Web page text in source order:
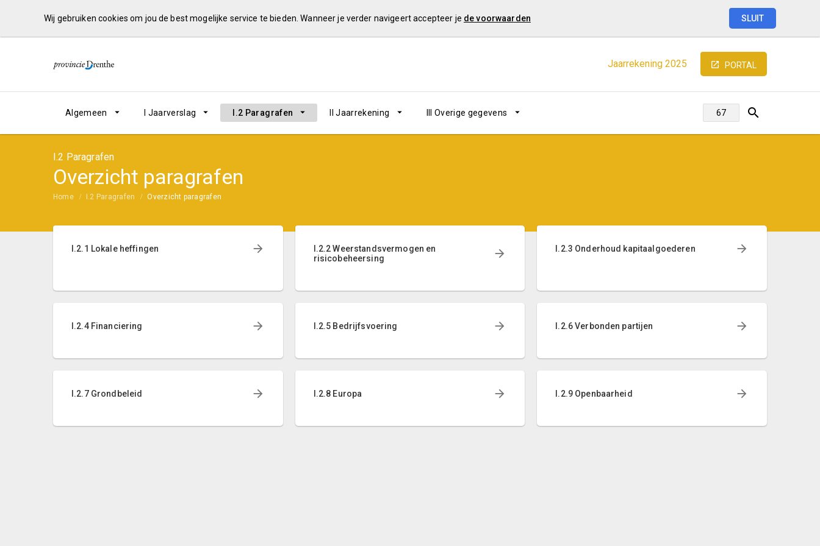
Wij gebruiken cookies om jou de best mogelijke service te bieden. Wanneer je verder navigeert accepteer je de voorwaarden SLUIT
Jaarrekening 2025 PORTAL
Algemeen I Jaarverslag I.2 Paragrafen II Jaarrekening III Overige gegevens
I.2 Paragrafen
Overzicht paragrafen
Home I.2 Paragrafen Overzicht paragrafen
I.2.1 Lokale heffingen
I.2.2 Weerstandsvermogen en
risicobeheersing
I.2.3 Onderhoud kapitaalgoederen
I.2.4 Financiering I.2.5 Bedrijfsvoering I.2.6 Verbonden partijen
I.2.7 Grondbeleid I.2.8 Europa I.2.9 Openbaarheid